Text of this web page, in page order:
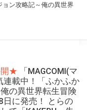
ン攻略記～俺の異世界
開★
「MAGCOMI(マ
連載中！「ふかふか
の異世界転生冒険
に発売！ とらの